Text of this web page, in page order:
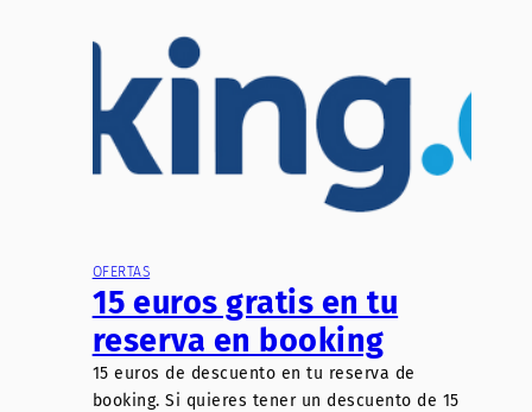
OFERTAS
15 euros gratis en tu
reserva en booking
15 euros de descuento en tu reserva de
booking. Si quieres tener un descuento de 15